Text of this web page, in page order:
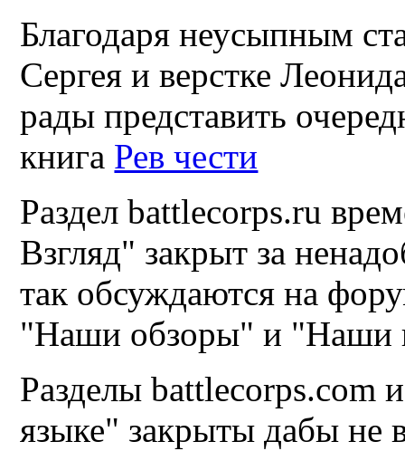
Благодаря неусыпным
Сергея и верстке
рады представить
книга Рев чести
Разделbattlecorps.ru
Взгляд" закрыт за
так обсуждаются на
"Наши обзоры" и "Наши
Разделы battlecorps.com
языке" закрыты дабы не